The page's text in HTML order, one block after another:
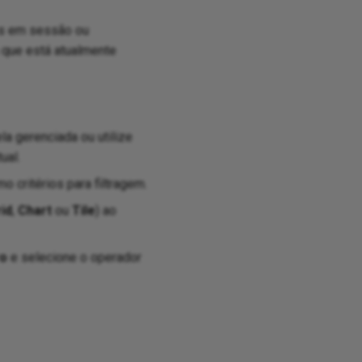
em sessão ou
está atualmente
gerenciada ou utilize
critérios para filtragem.
Chart ou Tile ) ao
e selecione o operador